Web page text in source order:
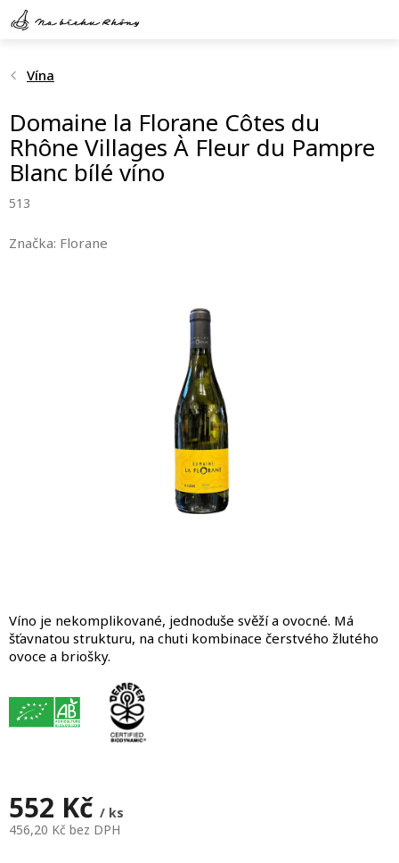
Přejít
na
Vína
Domaine la Florane Côtes du
Rhône Villages À Fleur du Pampre
Blanc bílé víno
513
Značka: Florane
552 Kč / ks
456,20 Kč bez DPH
Víno je nekomplikované, jednoduše svěží a ovocné. Má
šťavnatou strukturu, na chuti kombinace čerstvého žlutého
ovoce a briošky.